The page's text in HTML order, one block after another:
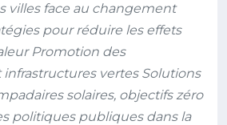
villes face au changement
pour réduire les effets
Promotion des
vertes Solutions
solaires, objectifs zéro
politiques publiques dans la